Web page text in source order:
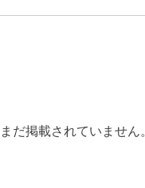
だ掲載されていません。